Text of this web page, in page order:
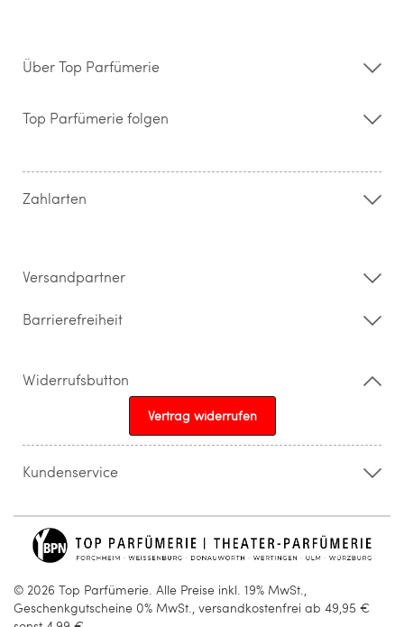
Über Top Parfümerie
Storefinder
Kontakt
Widerrufsrecht & Rückgabebedingungen
Top Parfümerie folgen
Zahlarten
Versandpartner
Barrierefreiheit
Widerrufsbutton
Vertrag widerrufen
Kundenservice
info@topparfuemerie.de
© 2026 Top Parfümerie. Alle Preise inkl. 19% MwSt.,
Geschenkgutscheine 0% MwSt., versandkostenfrei ab 49,95 €